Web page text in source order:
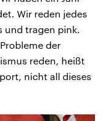
Wir reden jedes
und tragen pink.
der
reden, heißt
nicht all dieses